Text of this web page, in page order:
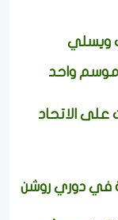
ويسلي
موسم واحد
على الاتحاد
في دوري روشن